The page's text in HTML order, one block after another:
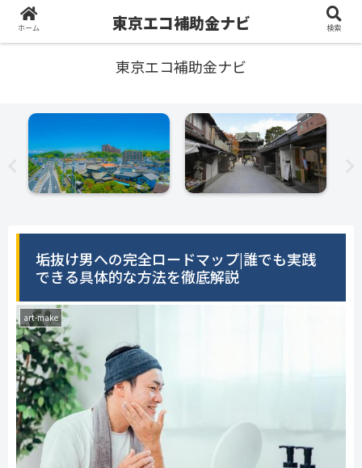
東京エコ補助金ナビ
垢抜け男への完全ロードマップ|誰でも実践
できる具体的な方法を徹底解説
art-make
ホーム 東京エコ補助金ナビ 検索